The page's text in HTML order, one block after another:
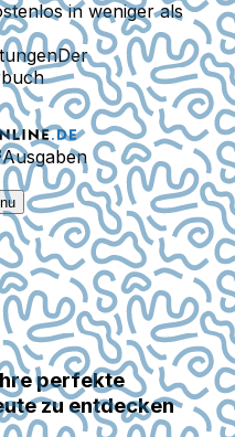
in weniger als
Der
Ausgaben
perfekte
zu entdecken